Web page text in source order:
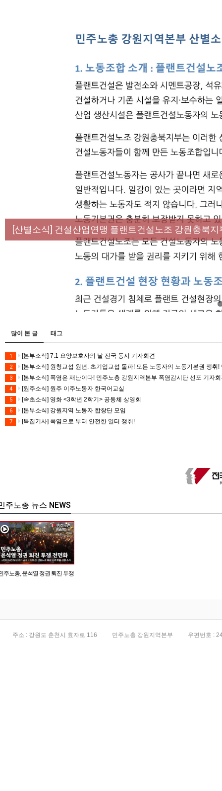
[성명] 막을 수 있었던 죽음, HL만도가 책임져라 : 청
[산별소식] 건설산업연맹 플랜트건설노조 강원충북지
[강릉,속초,원주,춘천] 폭염감시단 사업 이모저모
[조합원☆인터뷰] 서비스연맹 전국학교비정규직노동
[본부소식] 강원지역 노동자 합창단 모임
많이 본 글 태그
1 [본부소식] 7.1 요양보호사의 날 전국 동시 기자회견
2 [본부소식] 원청교섭 원년. 초기업교섭 돌파! 모든 노동자의 노동기본권 쟁취
3 [본부소식] 폭염은 재난이다! 민주노총 강원지역본부 폭염감시단 선포 기자
4 [원주소식] 원주 이주노동자 한국어교실
5 [속초소식] 영화 <3학년 2학기> 공동체 상영회
6 [본부소식] 강원지역 노동자 합창단 모임
7 [특집기사] 폭염으로 부터 안전한 일터 쟁취!
주노총 뉴스 NEWS
주노총, 윤석열 정권 퇴진 투쟁
주소 : 강원도 춘천시 효자로 116 민주노총 강원지역본부 우편번호 :